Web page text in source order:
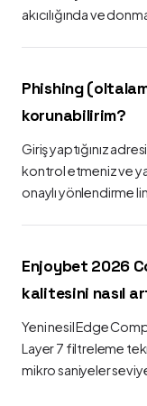
akıcılığında ve
Phishing
korunabilirim?
Giriş yaptığınız
kontrol etmeniz ve
onaylı yönlendirme
Enjoybet 2026
kalitesini nasıl
Yeni nesil Edge
Layer 7 filtreleme
mikro saniyeler